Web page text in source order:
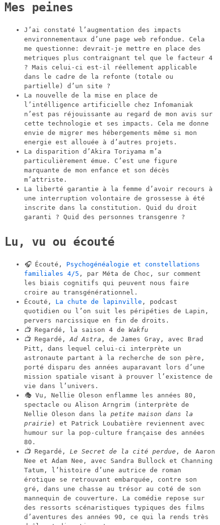
Mes peines
J’ai constaté l’augmentation des impacts
environnementaux d’une page web refondue. Cela
me questionne: devrait-je mettre en place des
metriques plus contraignant tel que le facteur 4
? Mais celui-ci est-il réellement applicable
dans le cadre de la refonte (totale ou
partielle) d’un site ?
La nouvelle de la mise en place de
l’intélligence artificielle chez Infomaniak
n’est pas réjouissante au regard de mon avis sur
cette technologie et ses impacts. Cela me donne
envie de migrer mes hébergements même si mon
energie est allouée à d’autres projets.
La disparition d’Akira Toriyama m’a
particulièrement émue. C’est une figure
marquante de mon enfance et son décès
m’attriste.
La liberté garantie à la femme d’avoir recours à
une interruption volontaire de grossesse à été
inscrite dans la constitution. Quid du droit
garanti ? Quid des personnes transgenre ?
Lu, vu ou écouté
🎧Écouté, Psychogénéalogie et constellations
familiales 4/5 , par Méta de Choc, sur comment
les biais cognitifs qui peuvent nous faire
croire au transgénérationnel.
Écouté, La chute de lapinville , podcast
quotidien ou l’on suit les péripéties de Lapin,
pervers narcissique en fin de droits.
📺Regardé, la saison 4 de Wakfu
📺Regardé,Ad Astra , de James Gray, avec Brad
Pitt, dans lequel celui-ci interprète un
astronaute partant à la recherche de son père,
porté disparu des années auparavant lors d’une
mission spatiale visant à prouver l’existence de
vie dans l’univers.
🎭Vu, Nellie Oleson enflamme les années 80,
spectacle ou Alison Arngrim (interprète de
Nellie Oleson dans la petite maison dans la
prairie ) et Patrick Loubatière reviennent avec
humour sur la pop-culture française des années
80.
📺Regardé, Le Secret de la cité perdue , de Aaron
Nee et Adam Nee, avec Sandra Bullock et Channing
Tatum, l’histoire d’une autrice de roman
érotique se retrouvant embarquée, contre son
gré, dans une chasse au trésor au coté de son
mannequin de couverture. La comédie repose sur
des ressorts scénaristiques typiques des films
d’aventures des années 90, ce qui la rends très